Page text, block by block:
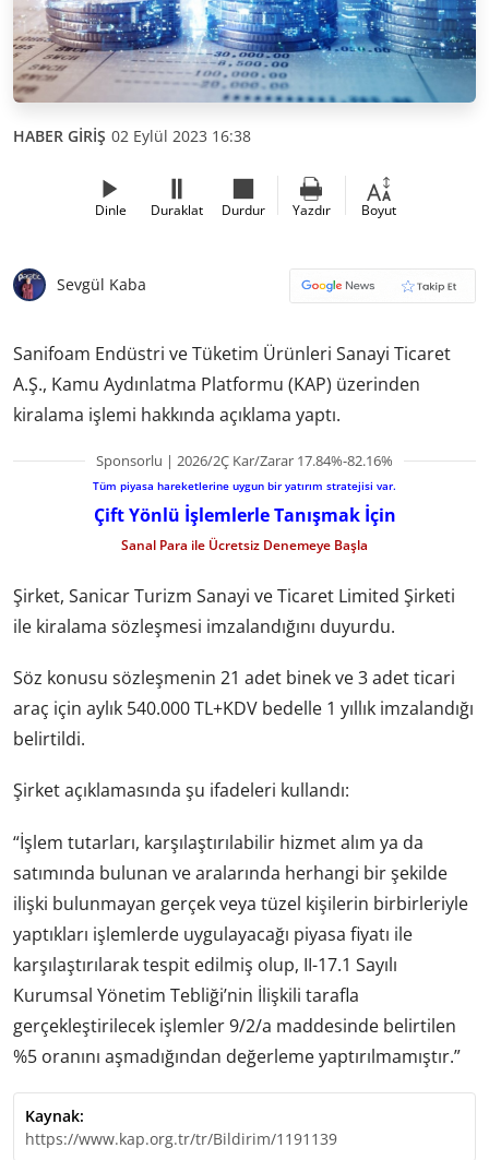
HABER GİRİŞ 02 Eylül 2023 16:38
Dinle Duraklat Durdur Yazdır Boyut
Sevgül Kaba
Sanifoam Endüstri ve Tüketim Ürünleri Sanayi Ticaret
A.Ş., Kamu Aydınlatma Platformu (KAP) üzerinden
kiralama işlemi hakkında açıklama yaptı.
Sponsorlu | 2026/2Ç Kar/Zarar 17.84%-82.16%
Tüm piyasa hareketlerine uygun bir yatırım stratejisi var.
Çift Yönlü İşlemlerle Tanışmak İçin
Sanal Para ile Ücretsiz Denemeye Başla
Şirket, Sanicar Turizm Sanayi ve Ticaret Limited Şirketi
ile kiralama sözleşmesi imzalandığını duyurdu.
Söz konusu sözleşmenin 21 adet binek ve 3 adet ticari
araç için aylık 540.000 TL+KDV bedelle 1 yıllık imzalandığı
belirtildi.
Şirket açıklamasında şu ifadeleri kullandı:
“İşlem tutarları, karşılaştırılabilir hizmet alım ya da
satımında bulunan ve aralarında herhangi bir şekilde
ilişki bulunmayan gerçek veya tüzel kişilerin birbirleriyle
yaptıkları işlemlerde uygulayacağı piyasa fiyatı ile
karşılaştırılarak tespit edilmiş olup, II-17.1 Sayılı
Kurumsal Yönetim Tebliği’nin İlişkili tarafla
gerçekleştirilecek işlemler 9/2/a maddesinde belirtilen
%5 oranını aşmadığından değerleme yaptırılmamıştır.”
Kaynak:
https://www.kap.org.tr/tr/Bildirim/1191139